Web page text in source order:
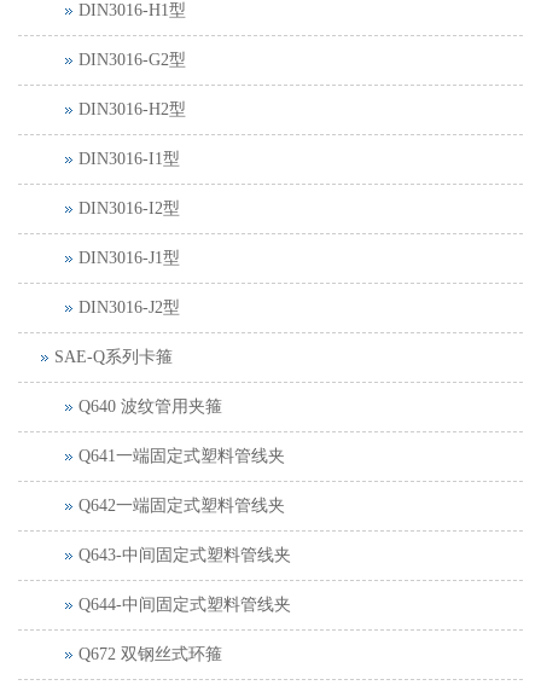
DIN3016-H1型
DIN3016-G2型
DIN3016-H2型
DIN3016-I1型
DIN3016-I2型
DIN3016-J1型
DIN3016-J2型
SAE-Q系列卡箍
Q640 波纹管用夹箍
Q641一端固定式塑料管线夹
Q642一端固定式塑料管线夹
Q643-中间固定式塑料管线夹
Q644-中间固定式塑料管线夹
Q672 双钢丝式环箍